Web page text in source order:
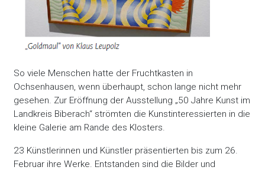
So viele Menschen hatte der Fruchtkasten in
Ochsenhausen, wenn überhaupt, schon lange nicht mehr
gesehen. Zur Eröffnung der Ausstellung „50 Jahre Kunst im
Landkreis Biberach“ strömten die Kunstinteressierten in die
kleine Galerie am Rande des Klosters.
23 Künstlerinnen und Künstler präsentierten bis zum 26.
Februar ihre Werke. Entstanden sind die Bilder und